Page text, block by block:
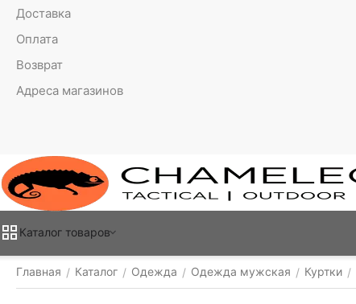
Доставка
Оплата
Возврат
Адреса магазинов
Каталог товаров
Главная / Каталог / Одежда / Одежда мужская / Куртки /